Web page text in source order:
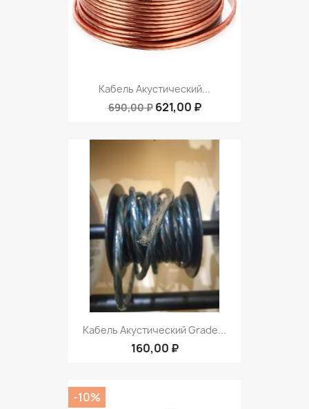
Кабель Акустический...
690,00 ₽ 621,00 ₽
Кабель Акустический Grade...
160,00 ₽
-10%